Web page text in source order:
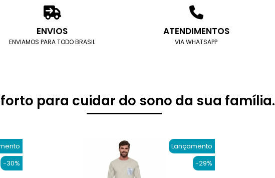
ENVIOS
ENVIAMOS PARA TODO BRASIL
ATENDIMENTOS
VIA WHATSAPP
para cuidar do sono da sua família.
-30%
Lançamento
-29%